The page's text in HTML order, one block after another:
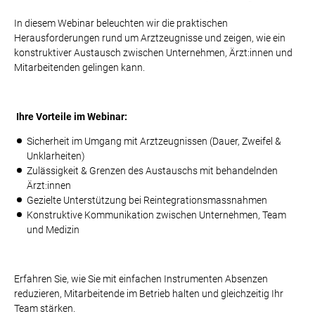
In diesem Webinar beleuchten wir die praktischen
Herausforderungen rund um Arztzeugnisse und zeigen, wie ein
konstruktiver Austausch zwischen Unternehmen, Ärzt:innen und
Mitarbeitenden gelingen kann.
Ihre Vorteile im Webinar:
Sicherheit im Umgang mit Arztzeugnissen (Dauer, Zweifel &
Unklarheiten)
Zulässigkeit & Grenzen des Austauschs mit behandelnden
Ärzt:innen
Gezielte Unterstützung bei Reintegrationsmassnahmen
Konstruktive Kommunikation zwischen Unternehmen, Team
und Medizin
Erfahren Sie, wie Sie mit einfachen Instrumenten Absenzen
reduzieren, Mitarbeitende im Betrieb halten und gleichzeitig Ihr
Team stärken.